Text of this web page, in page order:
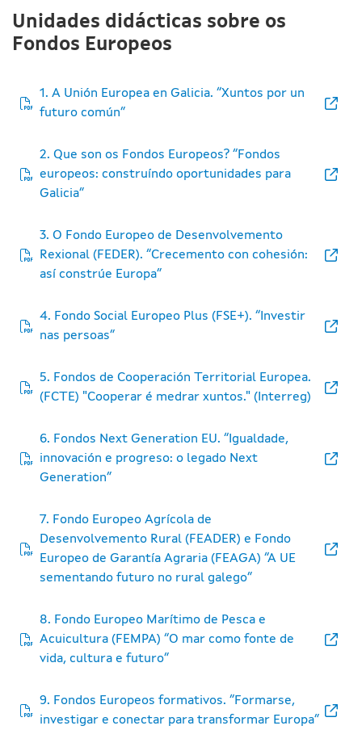
Unidades didácticas sobre os
Fondos Europeos
1. A Unión Europea en Galicia. “Xuntos por un
futuro común”
2. Que son os Fondos Europeos? “Fondos
europeos: construíndo oportunidades para
Galicia”
3. O Fondo Europeo de Desenvolvemento
Rexional (FEDER). “Crecemento con cohesión:
así constrúe Europa”
4. Fondo Social Europeo Plus (FSE+). “Investir
nas persoas”
5. Fondos de Cooperación Territorial Europea.
(FCTE) "Cooperar é medrar xuntos." (Interreg)
6. Fondos Next Generation EU. “Igualdade,
innovación e progreso: o legado Next
Generation”
7. Fondo Europeo Agrícola de
Desenvolvemento Rural (FEADER) e Fondo
Europeo de Garantía Agraria (FEAGA) “A UE
sementando futuro no rural galego”
8. Fondo Europeo Marítimo de Pesca e
Acuicultura (FEMPA) “O mar como fonte de
vida, cultura e futuro”
9. Fondos Europeos formativos. “Formarse,
investigar e conectar para transformar Europa”